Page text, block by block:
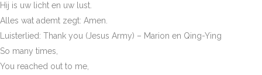
Hij is uw licht en uw lust.
Alles wat ademt zegt: Amen.
Luisterlied: Thank you (Jesus Army) – Marion en Qing-Ying
So many times,
You reached out to me,